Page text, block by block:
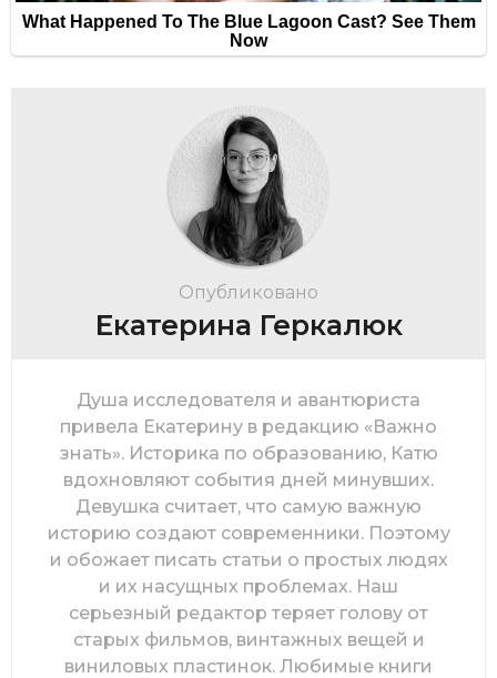
Опубликовано
Екатерина Геркалюк
Душа исследователя и авантюриста
привела Екатерину в редакцию «Важно
знать». Историка по образованию, Катю
вдохновляют события дней минувших.
Девушка считает, что самую важную
историю создают современники. Поэтому
и обожает писать статьи о простых людях
и их насущных проблемах. Наш
серьезный редактор теряет голову от
старых фильмов, винтажных вещей и
виниловых пластинок. Любимые книги